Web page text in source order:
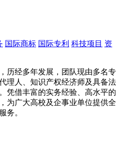
国际商标 国际专利 科技项目 资
历经多年发展，团队现由多名专
理人、知识产权经济师及具备法
凭借丰富的实务经验、高水平的
为广大高校及企事业单位提供全
务。